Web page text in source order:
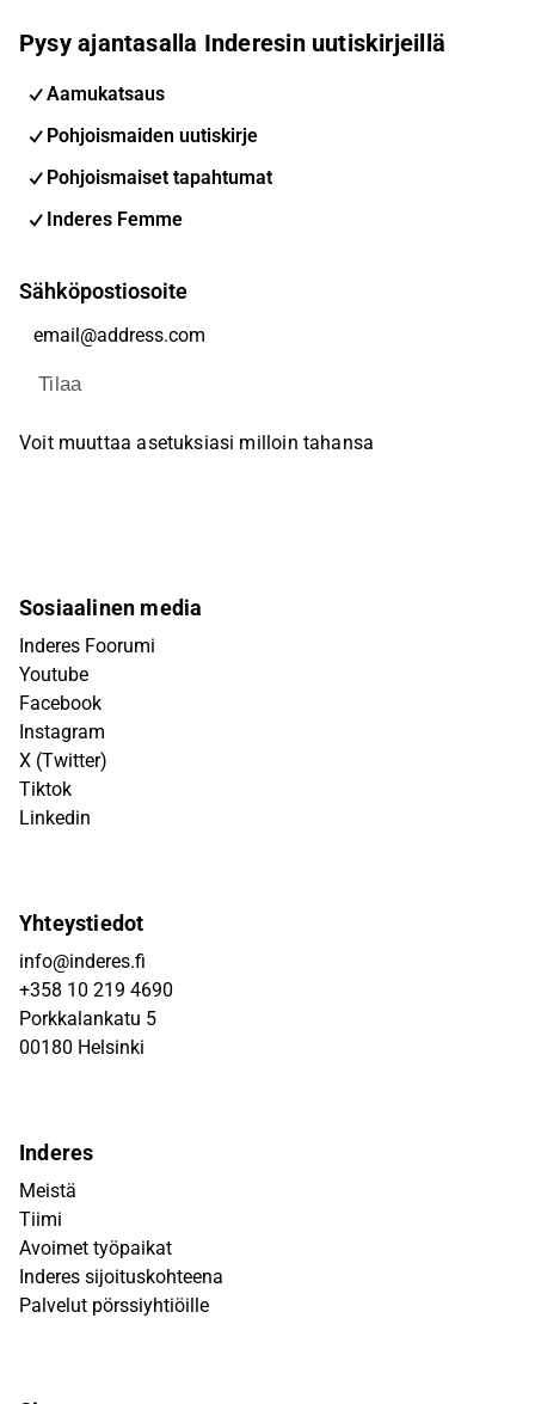
Pysy ajantasalla Inderesin uutiskirjeillä
Aamukatsaus
Pohjoismaiden uutiskirje
Pohjoismaiset tapahtumat
Inderes Femme
Sähköpostiosoite
Tilaa
Voit muuttaa asetuksiasi milloin tahansa
Sosiaalinen media
Inderes Foorumi
Youtube
Facebook
Instagram
X (Twitter)
Tiktok
Linkedin
Yhteystiedot
info@inderes.fi
+358 10 219 4690
Porkkalankatu 5
00180 Helsinki
Inderes
Meistä
Tiimi
Avoimet työpaikat
Inderes sijoituskohteena
Palvelut pörssiyhtiöille